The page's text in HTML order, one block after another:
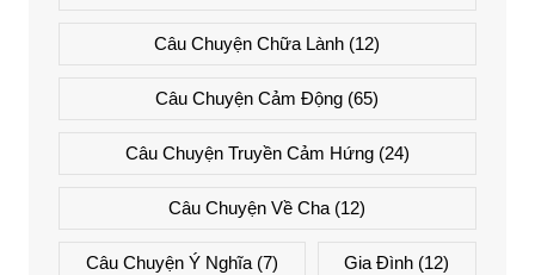
Câu Chuyện Chữa Lành (12)
Câu Chuyện Cảm Động (65)
Câu Chuyện Truyền Cảm Hứng(24)
Câu Chuyện Về Cha (12)
Câu Chuyện Ý Nghĩa(7) Gia Đình (12)